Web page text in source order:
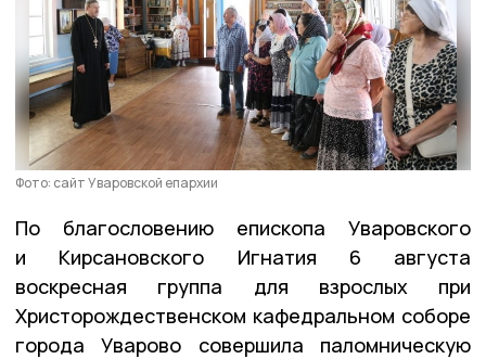
Фото: сайт Уваровской епархии
По благословению епископа Уваровского
и Кирсановского Игнатия 6 августа
воскресная группа для взрослых при
Христорождественском кафедральном соборе
города Уварово совершила паломническую